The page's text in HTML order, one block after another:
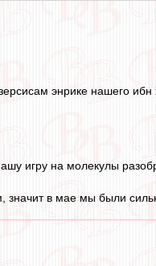
энрике нашего ибн
игру на молекулы
в мае мы были